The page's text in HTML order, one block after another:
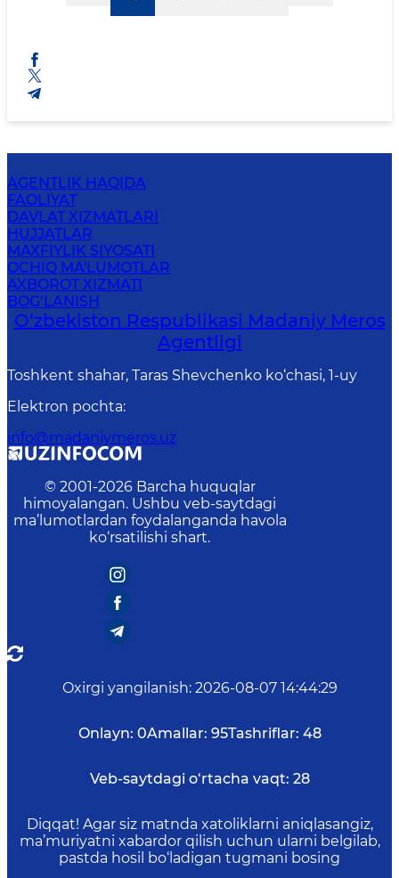
AGENTLIK HAQIDA
FAOLIYAT
DAVLAT XIZMATLARI
HUJJATLAR
MAXFIYLIK SIYOSATI
OCHIQ MA'LUMOTLAR
AXBOROT XIZMATI
BOG‘LANISH
O‘zbekiston Respublikasi Madaniy Meros
Agentligi
Toshkent shahar, Taras Shevchenko ko‘chasi, 1-uy
Elektron pochta:
info@madaniymeros.uz
© 2001-2026 Barcha huquqlar
himoyalangan. Ushbu veb-saytdagi
ma’lumotlardan foydalanganda havola
ko‘rsatilishi shart.
Oxirgi yangilanish: 2026-08-07 14:44:29
Onlayn: 0Amallar: 95Tashriflar: 48
Veb-saytdagi o‘rtacha vaqt: 28
Diqqat! Agar siz matnda xatoliklarni aniqlasangiz,
ma’muriyatni xabardor qilish uchun ularni belgilab,
pastda hosil bo‘ladigan tugmani bosing